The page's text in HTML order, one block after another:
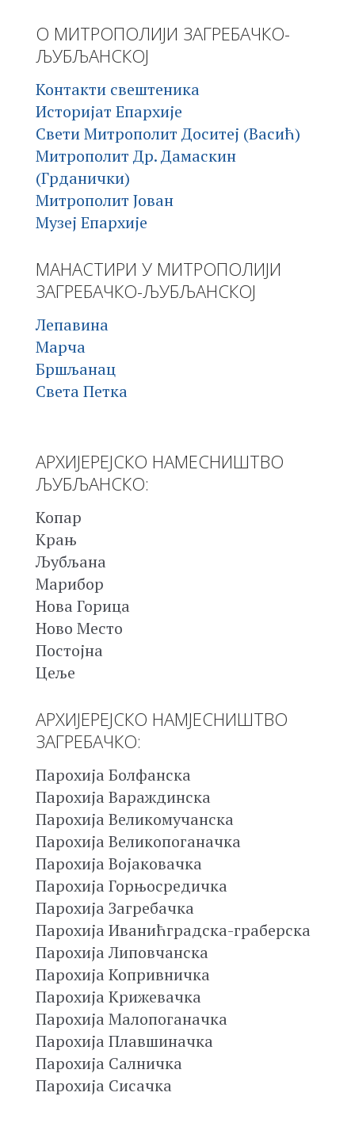
О МИТРОПОЛИЈИ ЗАГРЕБАЧКО-
ЉУБЉАНСКОЈ
Контакти свештеника
Историјат Епархије
Свети Митрополит Доситеј (Васић)
Митрополит Др. Дамаскин
(Грданички)
Митрополит Јован
Музеј Епархије
МАНАСТИРИ У МИТРОПОЛИЈИ
ЗАГРЕБАЧКО-ЉУБЉАНСКОЈ
Лепавина
Марча
Бршљанац
Света Петка
АРХИЈЕРЕЈСКО НАМЕСНИШТВО
ЉУБЉАНСКО:
Копар
Крањ
Љубљана
Марибор
Нова Горица
Ново Место
Постојна
Цеље
АРХИЈЕРЕЈСКО НАМЈЕСНИШТВО
ЗАГРЕБАЧКО:
Парохија Болфанска
Парохија Вараждинска
Парохија Великомучанска
Парохија Великопоганачка
Парохија Војаковачка
Парохија Горњосредичка
Парохија Загребачка
Парохија Иванићградска-граберска
Парохија Липовчанска
Парохија Копривничка
Парохија Крижевачка
Парохија Малопоганачка
Парохија Плавшиначка
Парохија Салничка
Парохија Сисачка